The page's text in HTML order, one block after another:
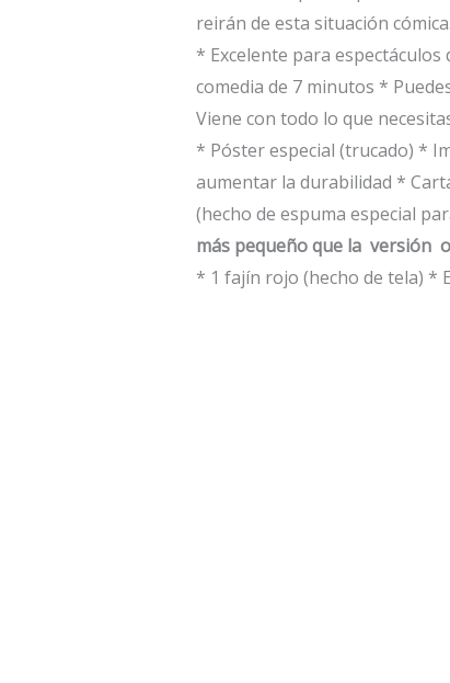
reirán de esta situación cómica.
* Excelente para
comedia de 7 minutos *
Viene con todo lo que
* Póster especial (trucado) *
aumentar la durabilidad *
(hecho de espuma especial
más pequeño que la versión
* 1 fajín rojo (hecho de tela) *